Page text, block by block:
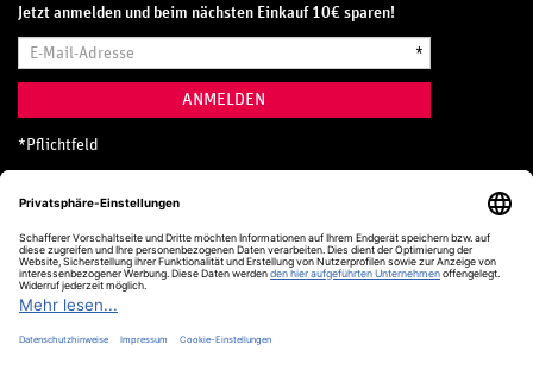
Jetzt anmelden und beim nächsten Einkauf 10€ sparen!
Mail-
*
ANMELDEN
* Pflichtfeld
Hotline
0800 20 70 300 (D)
Kostenlos aus dem deutschen Festnetz
24 Stunden / 365 Tage im Jahr